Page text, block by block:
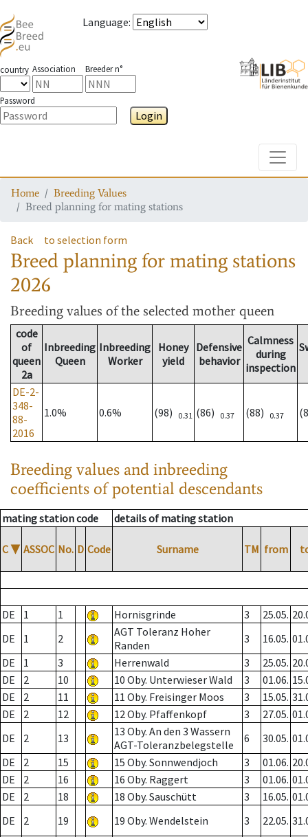
Language:
country Association Breeder n°
Password
Login
Home
Breeding Values
Breed planning for mating stations
Back to selection form
Breed planning for mating stations
2026
Breeding values of the selected mother queen
code
of
queen
2a
Inbreeding
Queen
Inbreeding
Worker
Honey
yield
Defensive
behavior
Calmness
during
inspection
DE-2-
348-
88-
2016
1.0% 0.6% (98) 0.31 (86) 0.37 (88) 0.37
Breeding values and inbreeding
coefficients of potential descendants
mating station code details of mating station
C ▼ ASSOC No. D Code Surname TM from
DE 1 1 Hornisgrinde 3 25.05.
DE
1 2
AGT Toleranz Hoher
Randen
3 16.05.
DE
1 3 Herrenwald 3 25.05.
DE
2 10 10 Oby. Unterwieser Wald 3 01.06.
DE
2 11 11 Oby. Freisinger Moos 3 15.05.
DE
2 12 12 Oby. Pfaffenkopf 3 27.05.
DE
2 13
13 Oby. An den 3 Wassern
AGT-Toleranzbelegstelle
6 30.05.
DE
2 15 15 Oby. Sonnwendjoch 3 01.06.
DE
2 16 16 Oby. Raggert 3 01.06.
DE
2 18 18 Oby. Sauschütt 3 16.05.
DE
2 19 19 Oby. Wendelstein 3 22.05.